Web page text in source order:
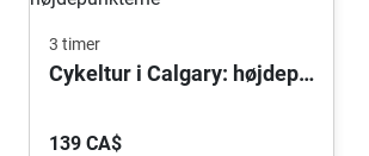
3 timer
Cykeltur i Calgary: højdepunkterne
139 CA$